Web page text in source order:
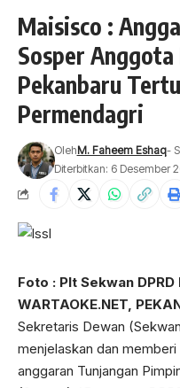
Maisisco :
Sosper Anggota
Pekanbaru
Permendagri
OlehM. Faheem Eshaq-
Diterbitkan: 6 Desember
Foto : Plt Sekwan
WARTAOKE.NET,
Sekretaris Dewan
menjelaskan dan
anggaran Tunjangan